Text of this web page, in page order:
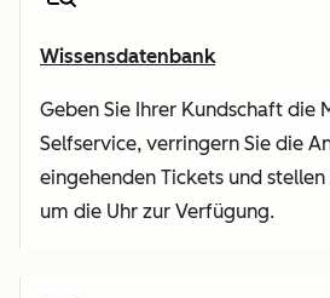
Wissensdatenbank
Geben Sie Ihrer Kundschaft die
Selfservice, verringern Sie die
eingehenden Tickets und
um die Uhr zur Verfügung.